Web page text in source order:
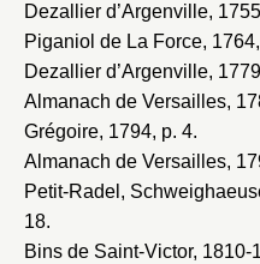
Dezallier d’Argenville, 1755
Piganiol de La Force, 1764
Dezallier d’Argenville, 1779
Almanach de Versailles,
Grégoire, 1794, p. 4.
Almanach de Versailles,
Petit-Radel,
18.
Bins de Saint-Victor, 1810-